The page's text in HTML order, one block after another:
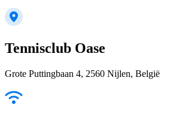
Tennisclub Oase
Grote Puttingbaan 4, 2560 Nijlen, België